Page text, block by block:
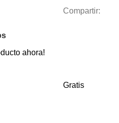
Compartir:
ahora!
Gratis